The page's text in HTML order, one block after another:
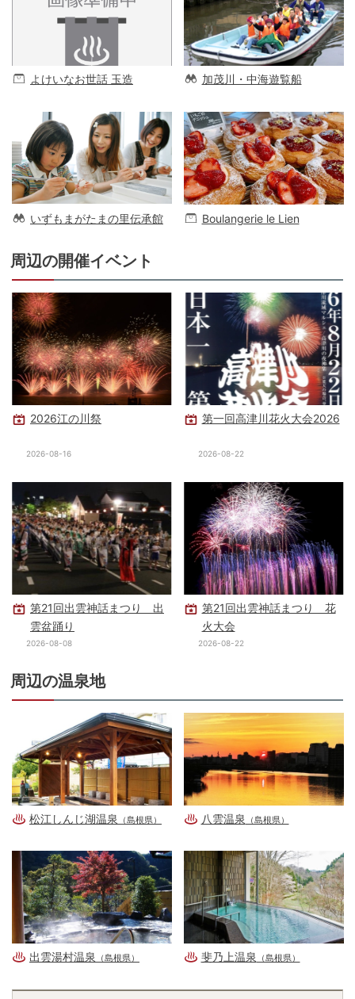
よけいなお世話 玉造 加茂川・中海遊覧船
いずもまがたまの里伝承館 Boulangerie le Lien
周辺の開催イベント
2026江の川祭
2026-08-16
第一回高津川花火大会2026
2026-08-22
第21回出雲神話まつり 出
雲盆踊り
2026-08-08
第21回出雲神話まつり 花
火大会
2026-08-22
周辺の温泉地
松江しんじ湖温泉 （島根県） 八雲温泉 （島根県）
出雲湯村温泉 （島根県） 斐乃上温泉 （島根県）